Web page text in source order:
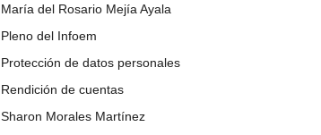
María del Rosario Mejía Ayala
Pleno del Infoem
Protección de datos personales
Rendición de cuentas
Sharon Morales Martínez